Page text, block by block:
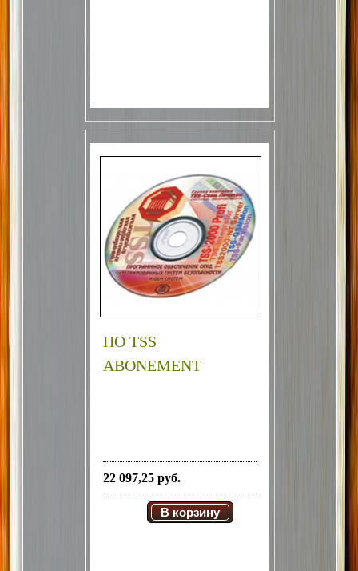
ПО TSS
ABONEMENT
22 097,25 руб.
В корзину